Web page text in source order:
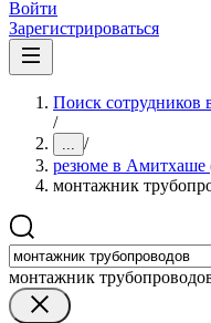
Войти
Зарегистрироваться
Поиск сотрудников
/
... /
резюме в Амитхаше
монтажник
монтажник